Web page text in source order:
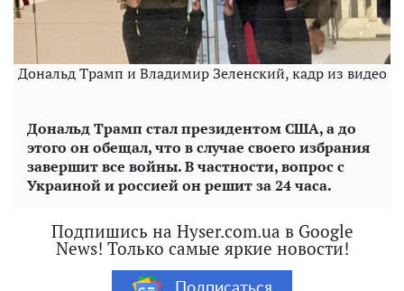
Дональд Трамп и Владимир Зеленский, кадр из видео
Дональд Трамп стал президентом США, а до
этого он обещал, что в случае своего избрания
завершит все войны. В частности, вопрос с
Украиной и россией он решит за 24 часа.
Подпишись на Hyser.com.ua в Google
News! Только самые яркие новости!